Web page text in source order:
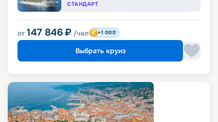
СТАНДАРТ
от 147 846 ₽ /чел +1 000
Выбрать круиз